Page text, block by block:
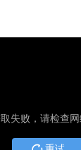
失败，请检查